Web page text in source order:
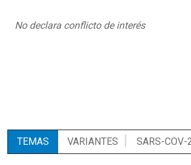
No declara conflicto de interés
TEMAS VARIANTES SARS-COV-